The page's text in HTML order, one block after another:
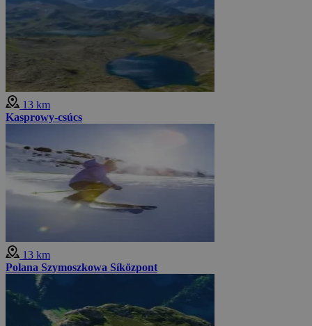
13 km
Kasprowy-csúcs
13 km
Polana Szymoszkowa Síközpont